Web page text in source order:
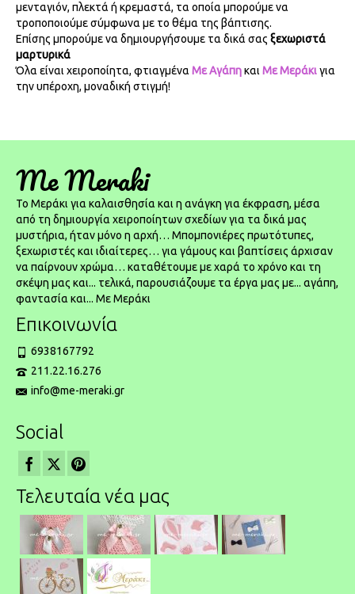
μενταγιόν, πλεκτά ή κρεμαστά, τα οποία μπορούμε να
τροποποιούμε σύμφωνα με το θέμα της βάπτισης.
Επίσης μπορούμε να δημιουργήσουμε τα δικά σας ξεχωριστά
μαρτυρικά
Όλα είναι χειροποίητα, φτιαγμένα Με Αγάπηκαι Με Μεράκιγια
την υπέροχη, μοναδική στιγμή!
Me Meraki
To Μεράκι για καλαισθησία και η ανάγκη για έκφραση, μέσα
από τη δημιουργία χειροποίητων σχεδίων για τα δικά μας
μυστήρια, ήταν μόνο η αρχή… Μπομπονιέρες πρωτότυπες,
ξεχωριστές και ιδιαίτερες… για γάμους και βαπτίσεις άρχισαν
να παίρνουν χρώμα… καταθέτουμε με χαρά το χρόνο και τη
σκέψη μας και... τελικά, παρουσιάζουμε τα έργα μας με... αγάπη,
φαντασία και... Με Μεράκι
Επικοινωνία
6938167792
211.22.16.276
info@me-meraki.gr
Social
Τελευταία νέα μας